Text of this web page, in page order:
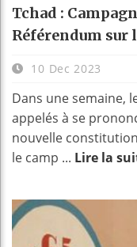
Tchad :
Référendum sur
10 Dec 2023
Dans une semaine,
appelés à se
nouvelle
le camp ... Lire la